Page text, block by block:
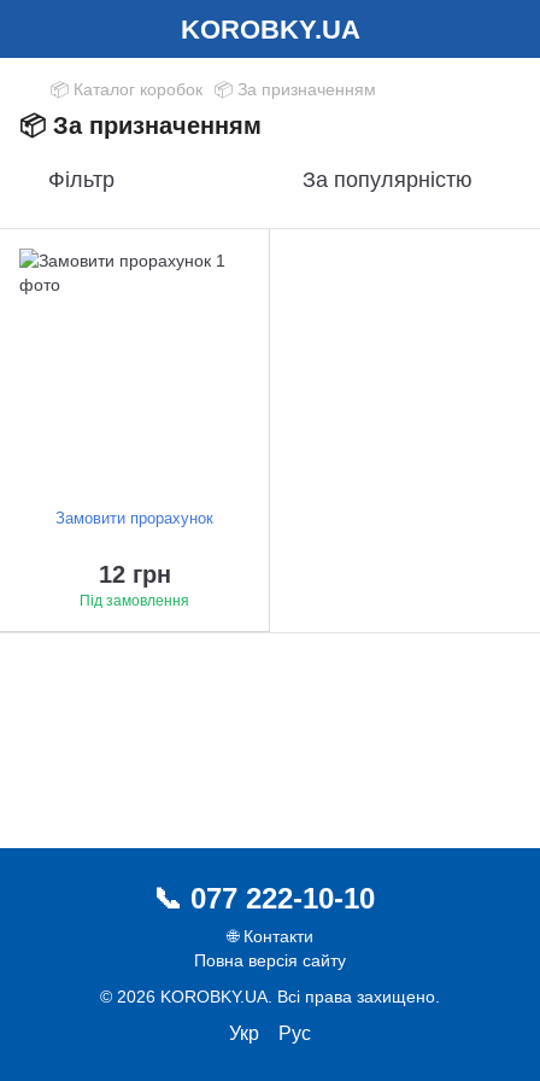
KOROBKY.UA
📦 Каталог коробок 📦 За призначенням
📦 За призначенням
Фільтр За популярністю
Замовити прорахунок
12 грн
Під замовлення
077 222-10-10
🌐 Контакти
Повна версія сайту
© 2026 KOROBKY.UA. Всі права захищено.
Укр Рус